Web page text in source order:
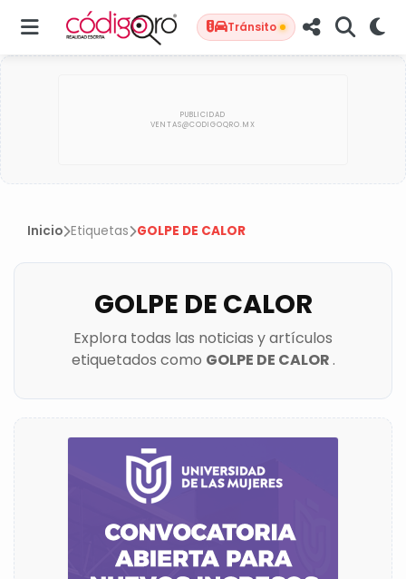
Tránsito
Inicio Etiquetas GOLPE DE CALOR
GOLPE DE CALOR
Explora todas las noticias y artículos
etiquetados como GOLPE DE CALOR.